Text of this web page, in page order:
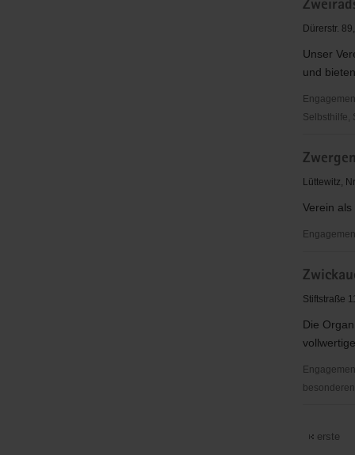
im
Dürerstr.
Unser
und
Selbsthilfe,
Dresden
e.V.
Lüttewitz,
Verein
e.V.
Stiftstraße
Die
erste